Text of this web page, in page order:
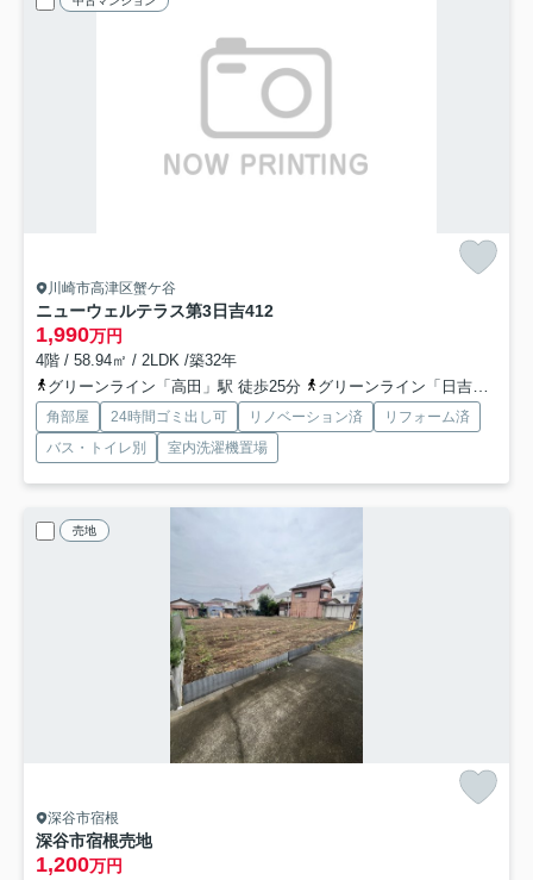
川崎市高津区蟹ケ谷
ニューウェルテラス第3日吉412
1,990万円
4階 / 58.94㎡ / 2LDK /築32年
グリーンライン「高田」駅 徒歩25分
グリーンライン「日吉本町」駅 徒歩26分
角部屋 24時間ゴミ出し可 リノベーション済
リフォーム済
バス・トイレ別
室内洗濯機置場
売地
深谷市宿根
深谷市宿根売地
1,200万円